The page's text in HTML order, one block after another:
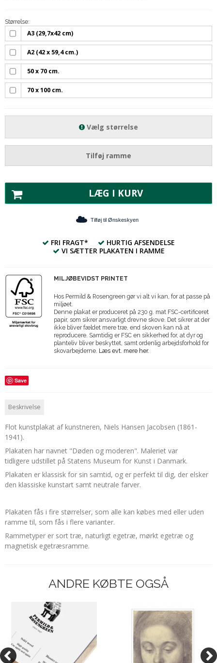
Størrelse:
A3 (29,7x42 cm)
A2 (42 x 59,4 cm.)
50 x 70 cm.
70 x 100 cm.
Vælg størrelse
Tilføj ramme
LÆG I KURV
Tilføj til Ønskeskyen
FRI FRAGT*
HURTIG AFSENDELSE
VI SÆTTER PLAKATEN I RAMME
MILJØBEVIDST PRINTET
Hos Permild & Rosengreen gør vi alt vi kan, for at passe på
miljøet.
Denne plakat er produceret på 230 g. mat FSC-certificeret
papir, som sikrer ansvarligt drevne skove. Det sikrer at der
ikke bliver fældet mere træ, end skoven kan nå at
reproducere. Samtidig er FSC en sikkerhed for, at dyr og
planteliv bliver beskyttet, samt ordenlig arbejdsforhold for
skovarbejderne. Læs evt. mere her.
Save
Beskrivelse
Flot kunstplakat af kunstneren, Niels Hansen Jacobsen (1861-
1941).
Plakaten har navnet "Døden og moderen". Maleriet var
tidligere udstillet på Statens Museum for Kunst i Danmark.
Plakaten er klassisk for sin samtid, og er perfekt til dig, der elsker
den klassiske kunstart samt neutrale farver.
Plakaten fås i fire størrelser, som alle kan købes med eller uden
ramme til, som fås i flere varianter.
Rammetyper er sort træ, naturligt egetræ, mørkt egetræ og
magnetisk egetræsramme.
ANDRE KØBTE OGSÅ